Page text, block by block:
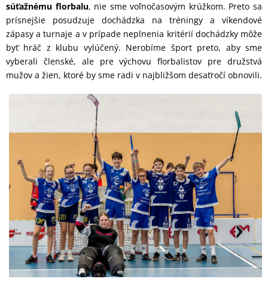
súťažnému florbalu, nie sme voľnočasovým krúžkom. Preto sa
prísnejšie posudzuje dochádzka na tréningy a víkendové
zápasy a turnaje a v prípade neplnenia kritérií dochádzky môže
byť hráč z klubu vylúčený. Nerobíme šport preto, aby sme
vyberali členské, ale pre výchovu florbalistov pre družstvá
mužov a žien, ktoré by sme radi v najbližšom desaťročí obnovili.